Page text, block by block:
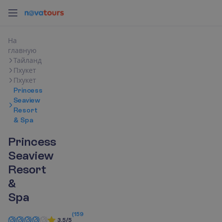
На
главную
Тайланд
Пхукет
Пхукет
Princess
Seaview
Resort
& Spa
Princess
Seaview
Resort
&
Spa
3.5/5
(159